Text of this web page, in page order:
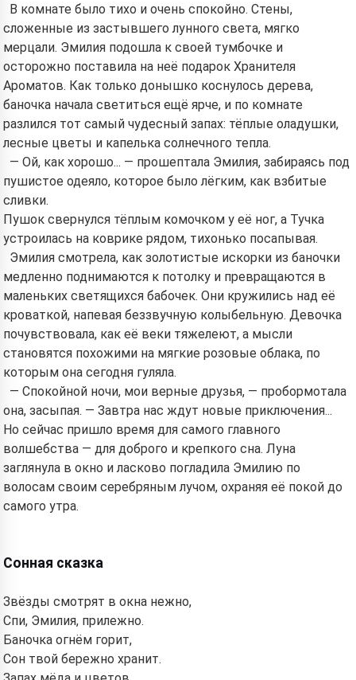
В комнате было тихо и очень спокойно. Стены,
сложенные из застывшего лунного света, мягко
мерцали. Эмилия подошла к своей тумбочке и
осторожно поставила на неё подарок Хранителя
Ароматов. Как только донышко коснулось дерева,
баночка начала светиться ещё ярче, и по комнате
разлился тот самый чудесный запах: тёплые оладушки,
лесные цветы и капелька солнечного тепла.
— Ой, как хорошо... — прошептала Эмилия, забираясь под
пушистое одеяло, которое было лёгким, как взбитые
сливки.
Пушок свернулся тёплым комочком у её ног, а Тучка
устроилась на коврике рядом, тихонько посапывая.
Эмилия смотрела, как золотистые искорки из баночки
медленно поднимаются к потолку и превращаются в
маленьких светящихся бабочек. Они кружились над её
кроваткой, напевая беззвучную колыбельную. Девочка
почувствовала, как её веки тяжелеют, а мысли
становятся похожими на мягкие розовые облака, по
которым она сегодня гуляла.
— Спокойной ночи, мои верные друзья, — пробормотала
она, засыпая. — Завтра нас ждут новые приключения...
Но сейчас пришло время для самого главного
волшебства — для доброго и крепкого сна. Луна
заглянула в окно и ласково погладила Эмилию по
волосам своим серебряным лучом, охраняя её покой до
самого утра.
Сонная сказка
Звёзды смотрят в окна нежно,
Спи, Эмилия, прилежно.
Баночка огнём горит,
Сон твой бережно хранит.